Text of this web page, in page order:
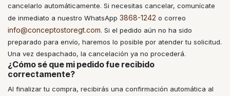
cancelarlo automáticamente. Si necesitas cancelar, comunícate
de inmediato a nuestro WhatsApp 3868-1242 o correo
info@conceptostoregt.com. Si el pedido aún no ha sido
preparado para envío, haremos lo posible por atender tu solicitud.
Una vez despachado, la cancelación ya no procederá.
¿Cómo sé que mi pedido fue recibido
correctamente?
Al finalizar tu compra, recibirás una confirmación automática al